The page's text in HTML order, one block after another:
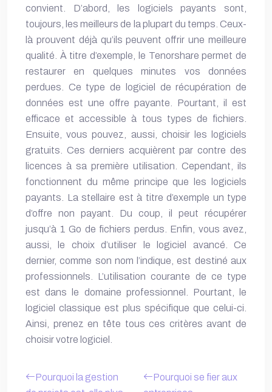
convient. D’abord, les logiciels payants sont,
toujours, les meilleurs de la plupart du temps. Ceux-
là prouvent déjà qu’ils peuvent offrir une meilleure
qualité. À titre d’exemple, le Tenorshare permet de
restaurer en quelques minutes vos données
perdues. Ce type de
logiciel de récupération de
données est une offre payante. Pourtant, il est
efficace et accessible à tous types de fichiers.
Ensuite, vous pouvez, aussi, choisir les logiciels
gratuits. Ces derniers acquièrent par contre des
licences à sa première utilisation. Cependant, ils
fonctionnent du même principe que les logiciels
payants. La stellaire est à titre d’exemple un type
d’offre non payant. Du coup, il peut récupérer
jusqu’à 1 Go de fichiers perdus. Enfin, vous avez,
aussi, le choix d’utiliser le logiciel avancé. Ce
dernier, comme son nom l’indique, est destiné aux
professionnels. L’utilisation courante de ce type
est dans le domaine professionnel. Pourtant, le
logiciel classique est plus spécifique que celui-ci.
Ainsi, prenez en tête tous ces critères avant de
choisir votre logiciel.
Pourquoi la gestion
Pourquoi se fier aux